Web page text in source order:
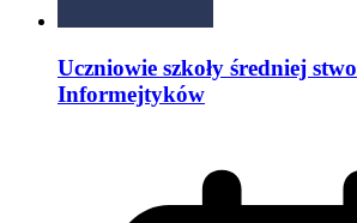
Uczniowie szkoły średniej
Informejtyków